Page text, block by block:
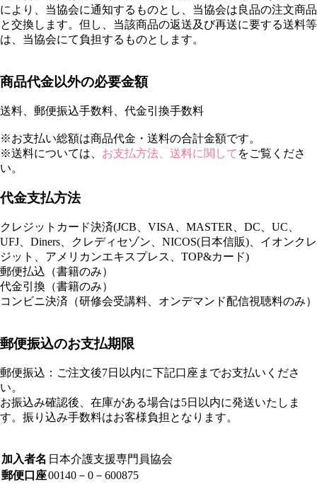
により、当協会に通知するものとし、当協会は良品の注文商品
と交換します。但し、当該商品の返送及び再送に要する送料等
は、当協会にて負担するものとします。
商品代金以外の必要金額
送料、郵便振込手数料、代金引換手数料
※お支払い総額は商品代金・送料の合計金額です。
※送料については、 お支払方法、送料に関して をご覧くださ
い。
代金支払方法
クレジットカード決済(JCB、VISA、MASTER、DC、UC、
UFJ、Diners、クレディセゾン、NICOS(日本信販)、イオンクレ
ジット、アメリカンエキスプレス、TOP&カード)
郵便払込（書籍のみ）
代金引換（書籍のみ）
コンビニ決済（研修会受講料、オンデマンド配信視聴料のみ）
郵便振込のお支払期限
郵便振込：ご注文後7日以内に下記口座までお支払いくださ
い。
お振込み確認後、在庫がある場合は5日以内に発送いたしま
す。振り込み手数料はお客様負担となります。
加入者名 日本介護支援専門員協会
郵便口座00140－0－600875